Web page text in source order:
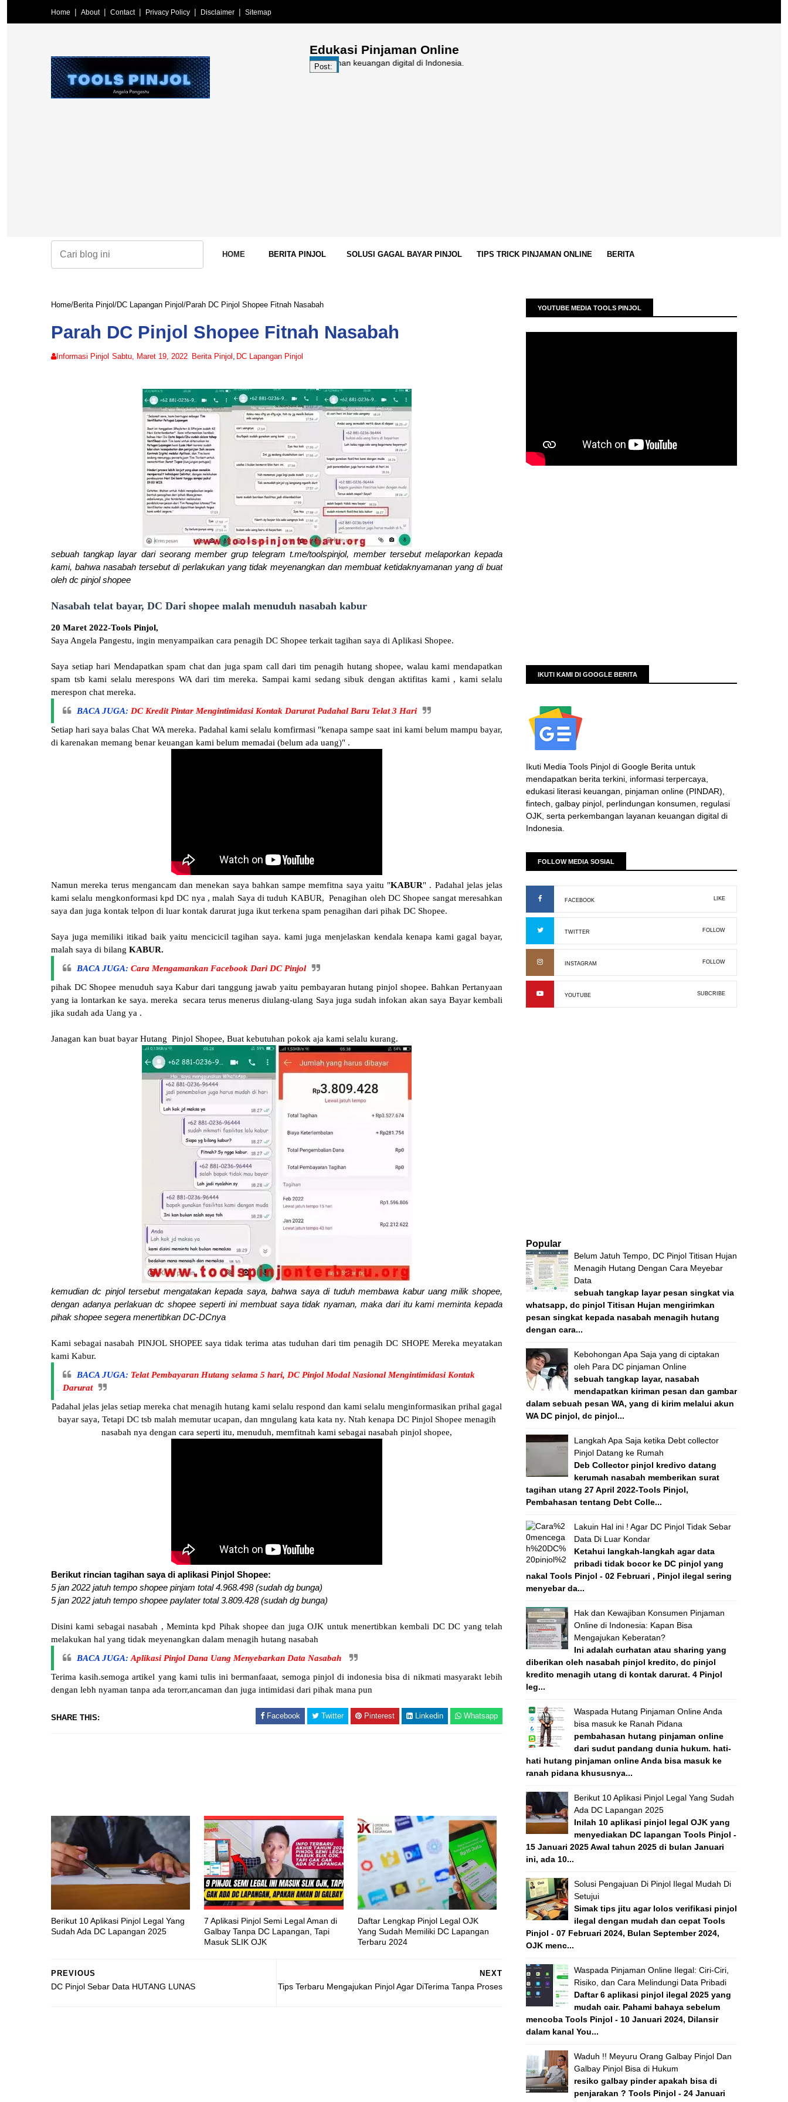
Home About Contact Privacy Policy Disclaimer Sitemap
Edukasi Pinjaman Online
Post:
OJK, perlindungan konsumen, galbay pinjol, serta perkembangan layanan keuangan digital di Indonesia.
HOME BERITA PINJOL SOLUSI GAGAL BAYAR PINJOL TIPS TRICK PINJAMAN ONLINE BERITA
Home/Berita Pinjol /DC Lapangan Pinjol /Parah DC Pinjol Shopee Fitnah Nasabah
Parah DC Pinjol Shopee Fitnah Nasabah
Informasi Pinjol Sabtu, Maret 19, 2022 Berita Pinjol , DC Lapangan Pinjol
sebuah tangkap layar dari seorang member grup telegram t.me/toolspinjol, member tersebut melaporkan kepada
kami, bahwa nasabah tersebut di perlakukan yang tidak meyenangkan dan membuat ketidaknyamanan yang di buat
oleh dc pinjol shopee
Nasabah telat bayar, DC Dari shopee malah menuduh nasabah kabur
20 Maret 2022-Tools Pinjol,
Saya Angela Pangestu, ingin menyampaikan cara penagih DC Shopee terkait tagihan saya di Aplikasi Shopee.
Saya setiap hari Mendapatkan spam chat dan juga spam call dari tim penagih hutang shopee, walau kami mendapatkan
spam tsb kami selalu merespons WA dari tim mereka. Sampai kami sedang sibuk dengan aktifitas kami , kami selalu
merespon chat mereka.
BACA JUGA: DC Kredit Pintar Mengintimidasi Kontak Darurat Padahal Baru Telat 3 Hari
Setiap hari saya balas Chat WA mereka. Padahal kami selalu komfirmasi "kenapa sampe saat ini kami belum mampu bayar,
di karenakan memang benar keuangan kami belum memadai (belum ada uang)" .
Namun mereka terus mengancam dan menekan saya bahkan sampe memfitna saya yaitu "KABUR" . Padahal jelas jelas
kami selalu mengkonformasi kpd DC nya , malah Saya di tuduh KABUR, Penagihan oleh DC Shopee sangat meresahkan
saya dan juga kontak telpon di luar kontak darurat juga ikut terkena spam penagihan dari pihak DC Shopee.
Saya juga memiliki itikad baik yaitu mencicicil tagihan saya. kami juga menjelaskan kendala kenapa kami gagal bayar,
malah saya di bilang KABUR.
BACA JUGA: Cara Mengamankan Facebook Dari DC Pinjol
pihak DC Shopee menuduh saya Kabur dari tanggung jawab yaitu pembayaran hutang pinjol shopee. Bahkan Pertanyaan
yang ia lontarkan ke saya. mereka secara terus menerus diulang-ulang Saya juga sudah infokan akan saya Bayar kembali
jika sudah ada Uang ya .
Janagan kan buat bayar Hutang Pinjol Shopee, Buat kebutuhan pokok aja kami selalu kurang.
kemudian dc pinjol tersebut mengatakan kepada saya, bahwa saya di tuduh membawa kabur uang milik shopee,
dengan adanya perlakuan dc shopee seperti ini membuat saya tidak nyaman, maka dari itu kami meminta kepada
pihak shopee segera menertibkan DC-DCnya
Kami sebagai nasabah PINJOL SHOPEE saya tidak terima atas tuduhan dari tim penagih DC SHOPE Mereka meyatakan
kami Kabur.
BACA JUGA: Telat Pembayaran Hutang selama 5 hari, DC Pinjol Modal Nasional Mengintimidasi Kontak
Darurat
Padahal jelas jelas setiap mereka chat menagih hutang kami selalu respond dan kami selalu menginformasikan prihal gagal
bayar saya, Tetapi DC tsb malah memutar ucapan, dan mngulang kata kata ny. Ntah kenapa DC Pinjol Shopee menagih
nasabah nya dengan cara seperti itu, menuduh, memfitnah kami sebagai nasabah pinjol shopee,
Berikut rincian tagihan saya di aplikasi Pinjol Shopee:
5 jan 2022 jatuh tempo shopee pinjam total 4.968.498 (sudah dg bunga)
5 jan 2022 jatuh tempo shopee paylater total 3.809.428 (sudah dg bunga)
Disini kami sebagai nasabah , Meminta kpd Pihak shopee dan juga OJK untuk menertibkan kembali DC DC yang telah
melakukan hal yang tidak meyenangkan dalam menagih hutang nasabah
BACA JUGA: Aplikasi Pinjol Dana Uang Menyebarkan Data Nasabah
Terima kasih.semoga artikel yang kami tulis ini bermanfaaat, semoga pinjol di indonesia bisa di nikmati masyarakt lebih
dengan lebh nyaman tanpa ada terorr,ancaman dan juga intimidasi dari pihak mana pun
SHARE THIS: Facebook Twitter Pinterest Linkedin Whatsapp
Berikut 10 Aplikasi Pinjol Legal Yang
Sudah Ada DC Lapangan 2025
7 Aplikasi Pinjol Semi Legal Aman di
Galbay Tanpa DC Lapangan, Tapi
Masuk SLIK OJK
Daftar Lengkap Pinjol Legal OJK
Yang Sudah Memiliki DC Lapangan
Terbaru 2024
NEXT
Tips Terbaru Mengajukan Pinjol Agar DiTerima Tanpa Proses
PREVIOUS
DC Pinjol Sebar Data HUTANG LUNAS
YOUTUBE MEDIA TOOLS PINJOL
IKUTI KAMI DI GOOGLE BERITA
Ikuti Media Tools Pinjol di Google Berita untuk
mendapatkan berita terkini, informasi terpercaya,
edukasi literasi keuangan, pinjaman online (PINDAR),
fintech, galbay pinjol, perlindungan konsumen, regulasi
OJK, serta perkembangan layanan keuangan digital di
Indonesia.
FOLLOW MEDIA SOSIAL
FACEBOOK LIKE
TWITTER FOLLOW
INSTAGRAM FOLLOW
YOUTUBE SUBCRIBE
Popular
Belum Jatuh Tempo, DC Pinjol Titisan Hujan
Menagih Hutang Dengan Cara Meyebar
Data
sebuah tangkap layar pesan singkat via
whatsapp, dc pinjol Titisan Hujan mengirimkan
pesan singkat kepada nasabah menagih hutang
dengan cara...
Kebohongan Apa Saja yang di ciptakan
oleh Para DC pinjaman Online
sebuah tangkap layar, nasabah
mendapatkan kiriman pesan dan gambar
dalam sebuah pesan WA, yang di kirim melalui akun
WA DC pinjol, dc pinjol...
Langkah Apa Saja ketika Debt collector
Pinjol Datang ke Rumah
Deb Collector pinjol kredivo datang
kerumah nasabah memberikan surat
tagihan utang 27 April 2022-Tools Pinjol,
Pembahasan tentang Debt Colle...
Lakuin Hal ini ! Agar DC Pinjol Tidak Sebar
Data Di Luar Kondar
Ketahui langkah-langkah agar data
pribadi tidak bocor ke DC pinjol yang
nakal Tools Pinjol - 02 Februari , Pinjol ilegal sering
menyebar da...
Hak dan Kewajiban Konsumen Pinjaman
Online di Indonesia: Kapan Bisa
Mengajukan Keberatan?
Ini adalah curhatan atau sharing yang
diberikan oleh nasabah pinjol kredito, dc pinjol
kredito menagih utang di kontak darurat. 4 Pinjol
leg...
Waspada Hutang Pinjaman Online Anda
bisa masuk ke Ranah Pidana
pembahasan hutang pinjaman online
dari sudut pandang dunia hukum. hati-
hati hutang pinjaman online Anda bisa masuk ke
ranah pidana khususnya...
Berikut 10 Aplikasi Pinjol Legal Yang Sudah
Ada DC Lapangan 2025
Inilah 10 aplikasi pinjol legal OJK yang
menyediakan DC lapangan Tools Pinjol -
15 Januari 2025 Awal tahun 2025 di bulan Januari
ini, ada 10...
Solusi Pengajuan Di Pinjol Ilegal Mudah Di
Setujui
Simak tips jitu agar lolos verifikasi pinjol
ilegal dengan mudah dan cepat Tools
Pinjol - 07 Februari 2024, Bulan September 2024,
OJK menc...
Waspada Pinjaman Online Ilegal: Ciri-Ciri,
Risiko, dan Cara Melindungi Data Pribadi
Daftar 6 aplikasi pinjol ilegal 2025 yang
mudah cair. Pahami bahaya sebelum
mencoba Tools Pinjol - 10 Januari 2024, Dilansir
dalam kanal You...
Waduh !! Meyuru Orang Galbay Pinjol Dan
Galbay Pinjol Bisa di Hukum
resiko galbay pinder apakah bisa di
penjarakan ? Tools Pinjol - 24 Januari